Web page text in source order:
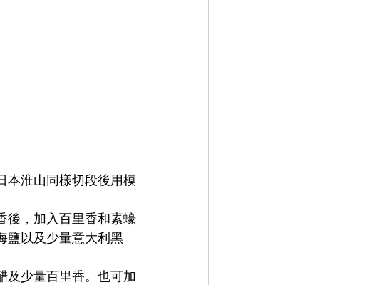
本淮山同樣切段後用模
後，加入百里香和素蠔
鹽以及少量意大利黑
及少量百里香。也可加